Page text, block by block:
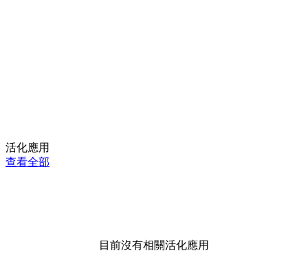
活化應用
查看全部
目前沒有相關活化應用